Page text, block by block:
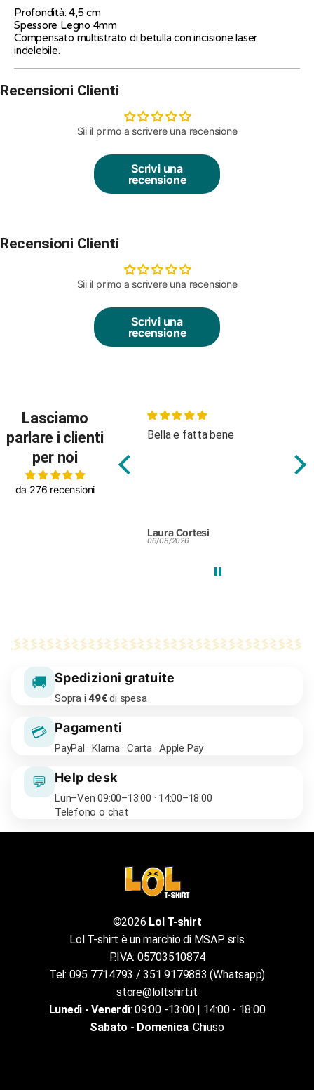
Profondità: 4,5 cm
Spessore Legno 4mm
Compensato multistrato di betulla con incisione laser
indelebile.
Recensioni Clienti
Sii il primo a scrivere una recensione
Scrivi una
recensione
Recensioni Clienti
Sii il primo a scrivere una recensione
Scrivi una
recensione
Lasciamo
parlare i clienti
per noi
da 276 recensioni
Bella e fatta bene
Laura Cortesi
06/08/2026
🚚 Spedizioni gratuite
Sopra i49€di spesa
💳 Pagamenti
PayPal · Klarna · Carta · Apple Pay
💬 Help desk
Lun–Ven 09:00–13:00 · 14:00–18:00
Telefono o chat
©2026 Lol T-shirt
Lol T-shirt è un marchio di MSAP srls
P.IVA: 05703510874
Tel: 095 7714793 / 351 9179883 (Whatsapp)
store@loltshirt.it
Lunedì - Venerdì: 09:00 -13:00 | 14:00 - 18:00
Sabato - Domenica: Chiuso